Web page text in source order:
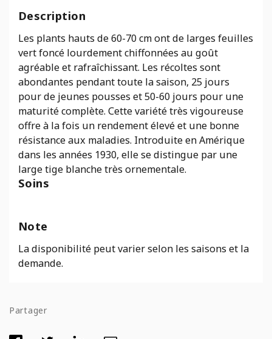
Description
Les plants hauts de 60-70 cm ont de larges feuilles
vert foncé lourdement chiffonnées au goût
agréable et rafraîchissant. Les récoltes sont
abondantes pendant toute la saison, 25 jours
pour de jeunes pousses et 50-60 jours pour une
maturité complète. Cette variété très vigoureuse
offre à la fois un rendement élevé et une bonne
résistance aux maladies. Introduite en Amérique
dans les années 1930, elle se distingue par une
large tige blanche très ornementale.
Soins
Note
La disponibilité peut varier selon les saisons et la
demande.
Partager